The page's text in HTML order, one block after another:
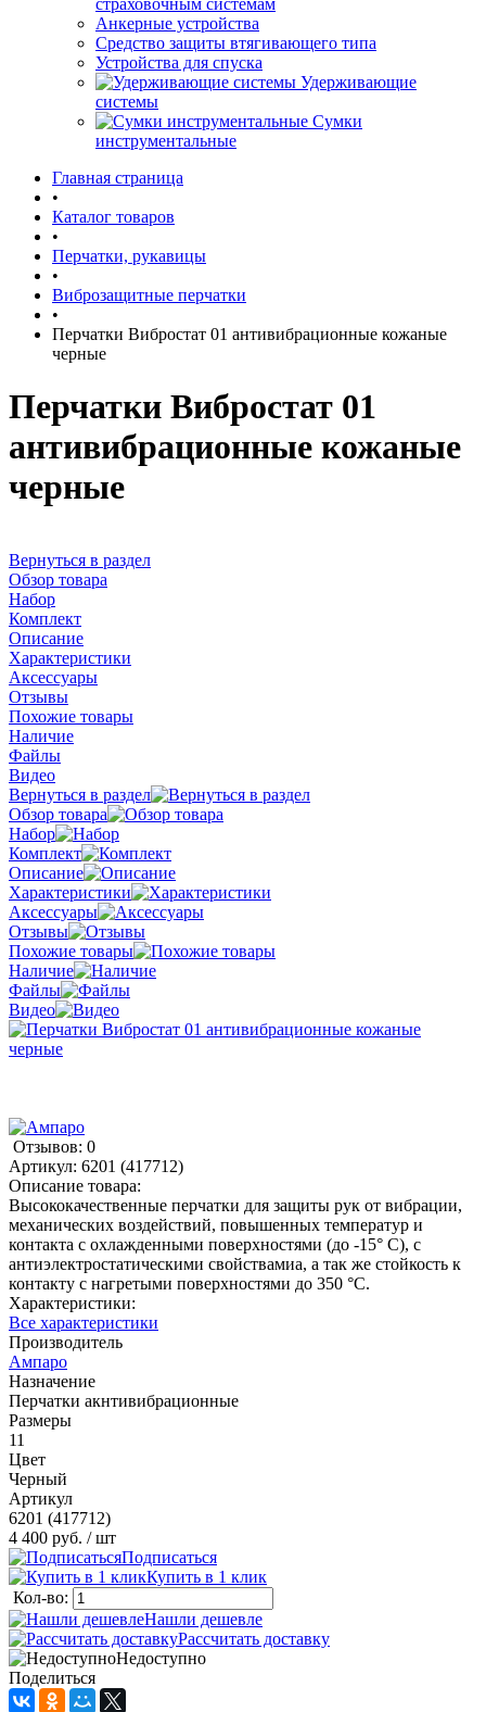
страховочным системам
Анкерные устройства
Средство защиты втягивающего типа
Устройства для спуска
Удерживающие
системы
Сумки
инструментальные
Главная страница
•
Каталог товаров
•
Перчатки, рукавицы
•
Виброзащитные перчатки
•
Перчатки Вибростат 01 антивибрационные кожаные
черные
Перчатки Вибростат 01
антивибрационные кожаные
черные
Вернуться в раздел
Обзор товара
Набор
Комплект
Описание
Характеристики
Аксессуары
Отзывы
Похожие товары
Наличие
Файлы
Видео
Вернуться в раздел
Обзор товара
Набор
Комплект
Описание
Характеристики
Аксессуары
Отзывы
Похожие товары
Наличие
Файлы
Видео
Отзывов: 0
Артикул: 6201 (417712)
Описание товара:
Высококачественные перчатки для защиты рук от вибрации,
механических воздействий, повышенных температур и
контакта с охлажденными поверхностями (до -15° С), с
антиэлектростатическими свойствамиа, а так же стойкость к
контакту с нагретыми поверхностями до 350 °С.
Характеристики:
Все характеристики
Производитель
Ампаро
Назначение
Перчатки акнтивибрационные
Размеры
11
Цвет
Черный
Артикул
6201 (417712)
4 400 руб. / шт
Подписаться
Купить в 1 клик
Кол-во:
Нашли дешевле
Рассчитать доставку
Недоступно
Поделиться